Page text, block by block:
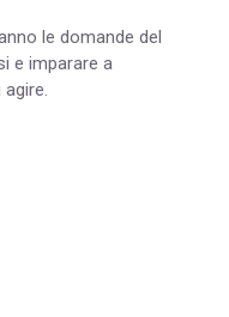
le domande del
e imparare a